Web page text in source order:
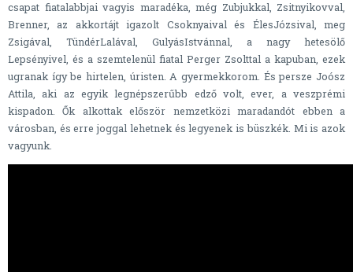
csapat fiatalabbjai vagyis maradéka, még Zubjukkal, Zsitnyikovval,
Brenner, az akkortájt igazolt Csoknyaival és ÉlesJózsival, meg
Zsigával, TündérLalával, GulyásIstvánnal, a nagy hetesölő
Lepsényivel, és a szemtelenül fiatal Perger Zsolttal a kapuban, ezek
ugranak így be hirtelen, úristen. A gyermekkorom. És persze Joósz
Attila, aki az egyik legnépszerűbb edző volt, ever, a veszprémi
kispadon. Ők alkottak először nemzetközi maradandót ebben a
városban, és erre joggal lehetnek és legyenek is büszkék. Mi is azok
vagyunk.